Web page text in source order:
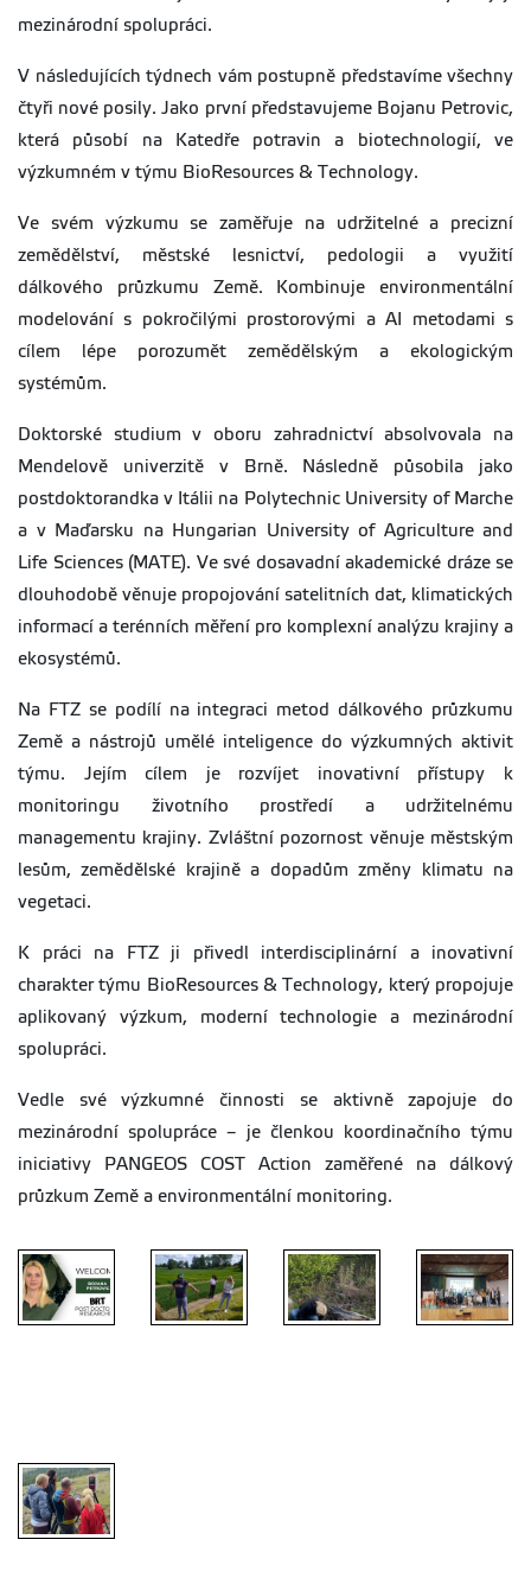
mezinárodní spolupráci.
V následujících týdnech vám postupně představíme všechny
čtyři nové posily. Jako první představujeme Bojanu Petrovic,
která působí na Katedře potravin a biotechnologií, ve
výzkumném v týmu BioResources & Technology.
Ve svém výzkumu se zaměřuje na udržitelné a precizní
zemědělství, městské lesnictví, pedologii a využití
dálkového průzkumu Země. Kombinuje environmentální
modelování s pokročilými prostorovými a AI metodami s
cílem lépe porozumět zemědělským a ekologickým
systémům.
Doktorské studium v oboru zahradnictví absolvovala na
Mendelově univerzitě v Brně. Následně působila jako
postdoktorandka v Itálii na Polytechnic University of Marche
a v Maďarsku na Hungarian University of Agriculture and
Life Sciences (MATE). Ve své dosavadní akademické dráze se
dlouhodobě věnuje propojování satelitních dat, klimatických
informací a terénních měření pro komplexní analýzu krajiny a
ekosystémů.
Na FTZ se podílí na integraci metod dálkového průzkumu
Země a nástrojů umělé inteligence do výzkumných aktivit
týmu. Jejím cílem je rozvíjet inovativní přístupy k
monitoringu životního prostředí a udržitelnému
managementu krajiny. Zvláštní pozornost věnuje městským
lesům, zemědělské krajině a dopadům změny klimatu na
vegetaci.
K práci na FTZ ji přivedl interdisciplinární a inovativní
charakter týmu BioResources & Technology, který propojuje
aplikovaný výzkum, moderní technologie a mezinárodní
spolupráci.
Vedle své výzkumné činnosti se aktivně zapojuje do
mezinárodní spolupráce – je členkou koordinačního týmu
iniciativy PANGEOS COST Action zaměřené na dálkový
průzkum Země a environmentální monitoring.